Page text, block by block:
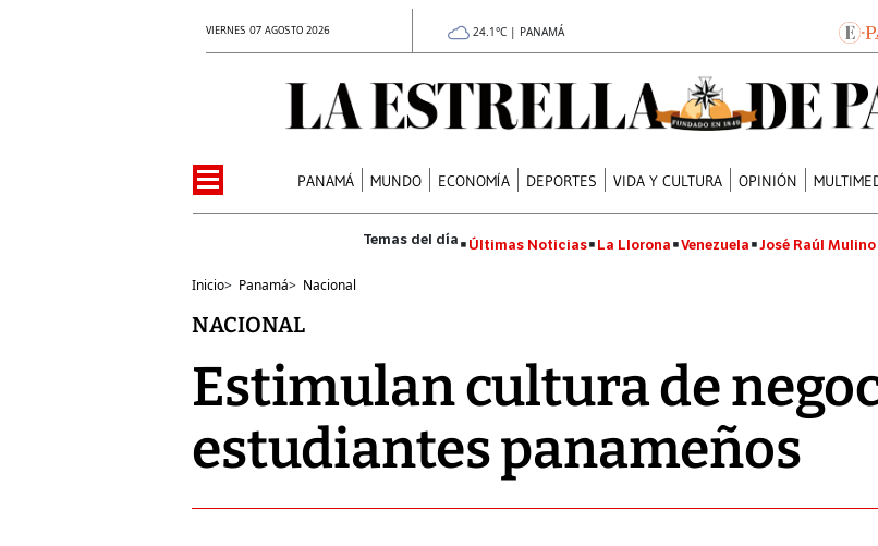
VIERNES 07 AGOSTO 2026 24.1°C | PANAMÁ
PANAMÁ MUNDO ECONOMÍA DEPORTES VIDA Y CULTURA OPINIÓN
Últimas Noticias La Llorona Venezuela José Raúl Mulino
Inicio> Panamá> Nacional
NACIONAL
Estimulan cultura de
estudiantes panameños